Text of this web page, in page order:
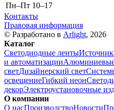
Пн–Пт 10–17
Контакты
Правовая информация
© Разработано в Arlight, 2026
Каталог
Светодиодные ленты
и автоматизации
светДизайнерский свет
освещениеГибкий неон
декорЭлектроустановочные
О компании
О насПроизводствоНовости